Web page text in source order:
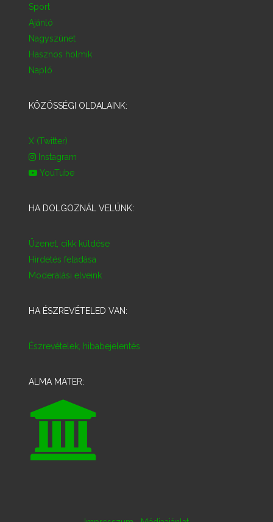
Sport
Ajánló
Nagyszünet
Hasznos holmik
Napló
KÖZÖSSÉGI OLDALAINK:
X (Twitter)
Instagram
YouTube
HA DOLGOZNÁL VELÜNK:
Üzenet, cikk küldése
Hirdetés feladása
Moderálási elveink
HA ÉSZREVÉTELED VAN:
Észrevételek, hibabejelentés
ALMA MATER: